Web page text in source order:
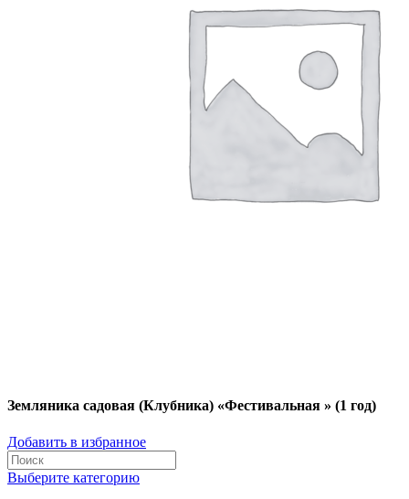
Земляника садовая (Клубника) «Фестивальная » (1 год)
Добавить в избранное
Выберите категорию